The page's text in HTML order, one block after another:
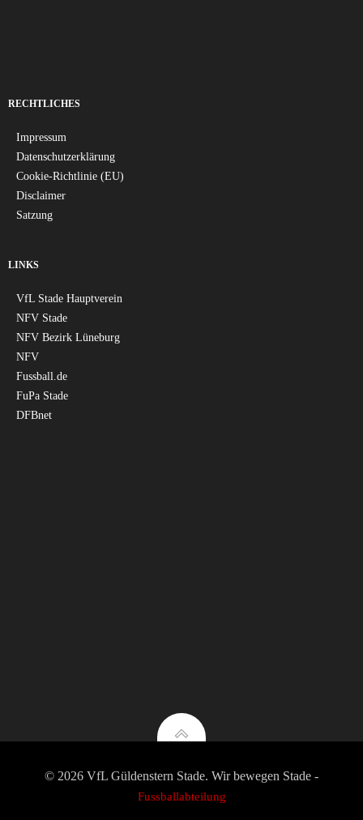
RECHTLICHES
Impressum
Datenschutzerklärung
Cookie-Richtlinie (EU)
Disclaimer
Satzung
LINKS
VfL Stade Hauptverein
NFV Stade
NFV Bezirk Lüneburg
NFV
Fussball.de
FuPa Stade
DFBnet
© 2026 VfL Güldenstern Stade. Wir bewegen Stade -
Fussballabteilung